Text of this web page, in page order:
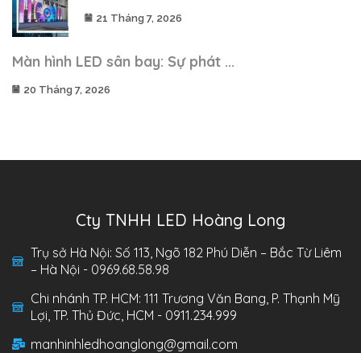
21 Tháng 7, 2026
Màn hình LED sân bay: Sự phát ...
20 Tháng 7, 2026
Cty TNHH LED Hoàng Long
Trụ sở Hà Nội: Số 113, Ngõ 182 Phú Diễn – Bắc Từ Liêm
– Hà Nội - 0969.68.58.98
Chi nhánh TP. HCM: 111 Trương Văn Bang, P. Thạnh Mỹ
Lợi, TP. Thủ Đức, HCM - 0911.234.999
manhinhledhoanglong@gmail.com